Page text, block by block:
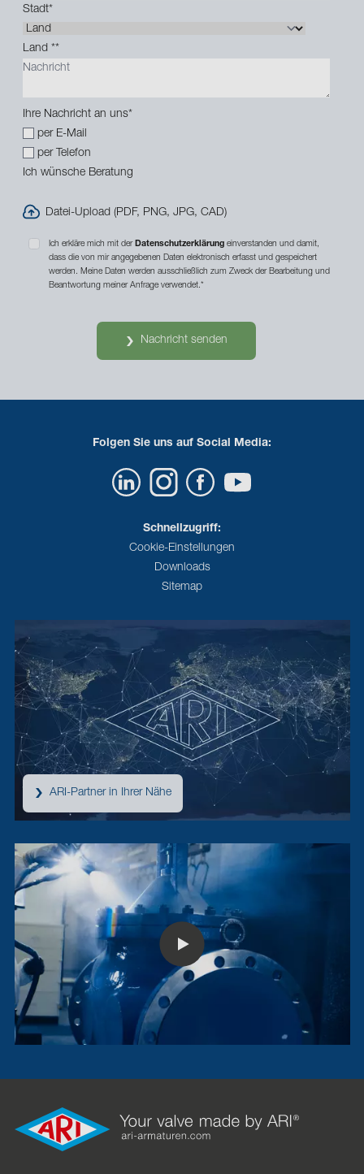
Stadt*
Land **
Ihre Nachricht an uns*
per E-Mail
per Telefon
Ich wünsche Beratung
Datei-Upload (PDF, PNG, JPG, CAD)
Ich erkläre mich mit der Datenschutzerklärungeinverstanden und damit,
dass die von mir angegebenen Daten elektronisch erfasst und gespeichert
werden. Meine Daten werden ausschließlich zum Zweck der Bearbeitung und
Beantwortung meiner Anfrage verwendet. *
Nachricht senden
Folgen Sie uns auf Social Media:
Schnellzugriff:
Cookie-Einstellungen
Downloads
Sitemap
ARI-Partner in Ihrer Nähe